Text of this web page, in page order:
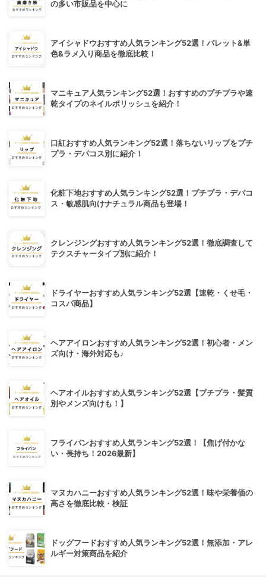
の多い市販品を中心に
アイシャドウおすすめ人気ランキング52選！パレット&単
色&ラメ入り商品を徹底比較！
マニキュア人気ランキング52選！おすすめのプチプラや速
乾タイプのネイルポリッシュを紹介！
口紅おすすめ人気ランキング52選！落ちないリップをプチ
プラ・デパコス別に紹介！
化粧下地おすすめ人気ランキング52選！プチプラ・デパコ
ス・敏感肌向けナチュラル商品も登場！
クレンジングおすすめ人気ランキング52選！徹底調査して
テクスチャータイプ別に紹介！
ドライヤーおすすめ人気ランキング52選【速乾・くせ毛・
コスパ商品】
ヘアアイロンおすすめ人気ランキング52選！初心者・メン
ズ向け・海外対応も♪
ヘアオイルおすすめ人気ランキング52選【プチプラ・髪質
別やメンズ向けも！】
フライパンおすすめ人気ランキング52選！【焦げ付かな
い・長持ち！2026最新】
マヌカハニーおすすめ人気ランキング52選！味や栄養価の
高さを徹底比較・検証
ドッグフードおすすめ人気ランキング52選！無添加・アレ
ルギー対策商品を紹介